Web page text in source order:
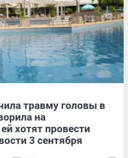
травму головы в
на
хотят провести
3 сентября